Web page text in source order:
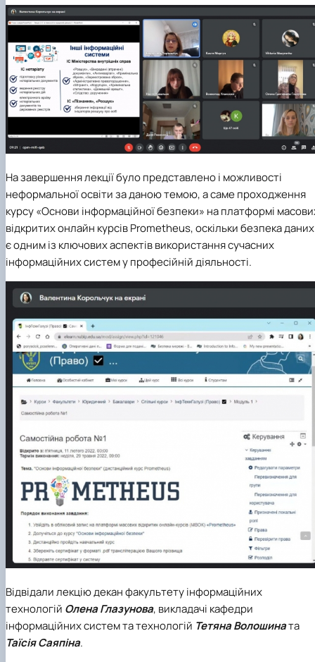
На завершення лекції було представлено і можливості
неформальної освіти за даною темою, а саме проходження
курсу «Основи інформаційної безпеки» на платформі
відкритих онлайн курсів Prometheus, оскільки безпека даних
є одним із ключових аспектів використання сучасних
інформаційних систем у професійній діяльності.
Відвідали лекцію декан факультету інформаційних
технологій Олена Глазунова, викладачі кафедри
інформаційних систем та технологій Тетяна Волошината
Таїсія Саяпіна.